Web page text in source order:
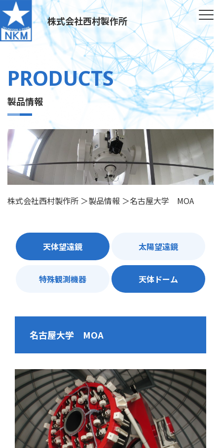
株式会社西村製作所
PRODUCTS
製品情報
株式会社西村製作所 ＞製品情報 ＞名古屋大学 MOA
天体望遠鏡 太陽望遠鏡
特殊観測機器 天体ドーム
名古屋大学 MOA